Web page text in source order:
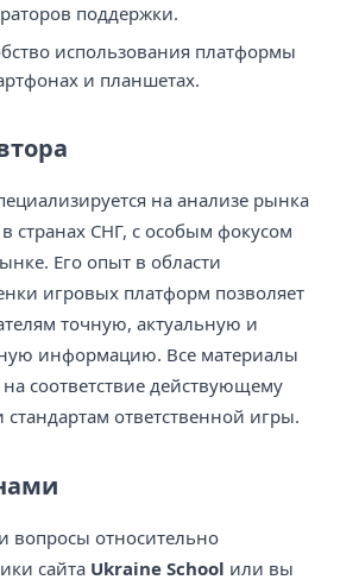
поддержки.
использования платформы
и планшетах.
на анализе рынка
странах СНГ, с особым фокусом
Его опыт в области
игровых платформ позволяет
точную, актуальную и
информацию. Все материалы
соответствие действующему
стандартам ответственной игры.
вопросы относительно
сайта Ukraine School или вы